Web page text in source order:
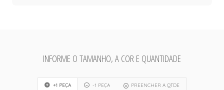
INFORME O TAMANHO, A COR E QUANTIDADE
+1 PEÇA -1 PEÇA PREENCHER A QTDE